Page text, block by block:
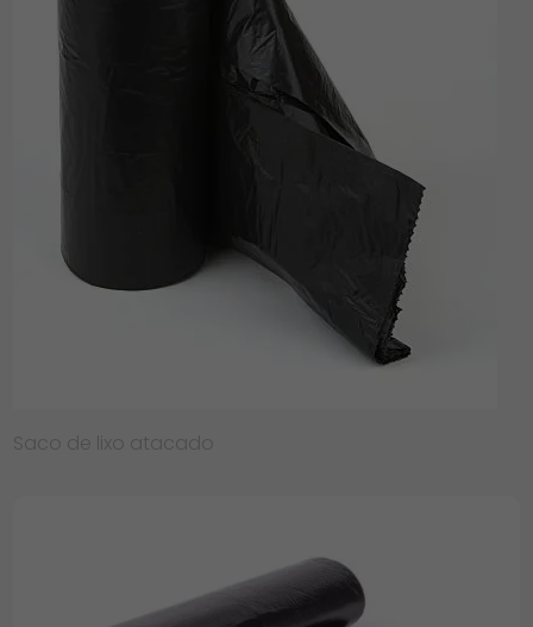
Saco de lixo atacado